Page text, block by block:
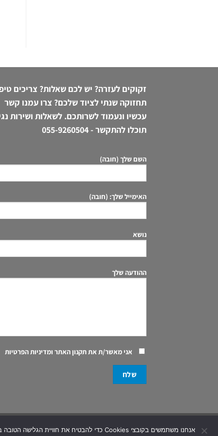
זקוקים לעזרה? יש לכם שאלות? צריכים
תחזוקה שנתי לציוד שלכם? צרו עמנו קשר
עכשיו ונעמוד לשרותכם. לשאלות ושירות
תוכלו להתקשר -055-9260504
השם שלך (חובה)
האימייל שלך: (חובה)
נושא
ההודעה שלך
אני מאשר/ת אתתקנון האתר ומדיניות הפרטיות
אנחנו משתמשים בקובצי Cookies כדי להבטיח את חוויית הגלישה הטובה ביותר באתר שלנו. אם תמשיך להשתמש באתר, נניח שאתה מסכים לשימוש זה. למידע נוסף ראה את